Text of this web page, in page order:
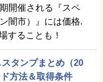
開催される『スペ
闇市）』には価格.
することも！
スタンプまとめ（20
方法＆取得条件